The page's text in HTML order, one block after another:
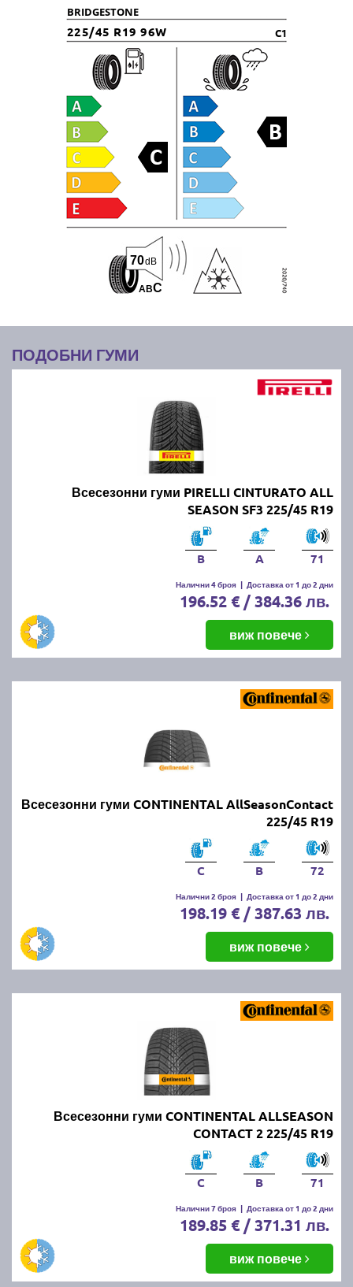
BRIDGESTONE
225/45 R19 96W C1
ABC
70dB
ПОДОБНИ ГУМИ
Всесезонни гуми PIRELLI CINTURATO ALL
SEASON SF3 225/45 R19
B A 71
Налични 4 броя | Доставка от 1 до 2 дни
196.52 € / 384.36 лв.
виж повече
Всесезонни гуми CONTINENTAL AllSeasonContact
225/45 R19
C B 72
Налични 2 броя | Доставка от 1 до 2 дни
198.19 € / 387.63 лв.
виж повече
Всесезонни гуми CONTINENTAL ALLSEASON
CONTACT 2 225/45 R19
C B 71
Налични 7 броя | Доставка от 1 до 2 дни
189.85 € / 371.31 лв.
виж повече